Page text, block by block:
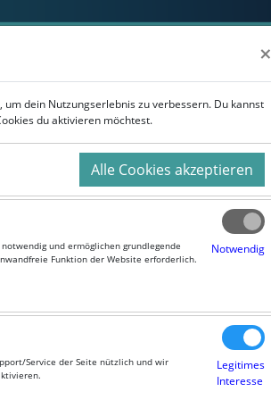
Typ
Richtlinie zum Datenschutz
×
um dein Nutzungserlebnis zu verbessern. Du kannst
du aktivieren möchtest.
Alle Cookies akzeptieren
und ermöglichen grundlegende
Funktion der Website erforderlich.
Notwendig
Service der Seite nützlich und wir
Legitimes
Interesse
×
um dein Nutzungserlebnis zu verbessern. Du kannst
du aktivieren möchtest.
Alle Cookies akzeptieren
und ermöglichen grundlegende
Funktion der Website erforderlich.
Notwendig
Service der Seite nützlich und wir
Legitimes
Interesse